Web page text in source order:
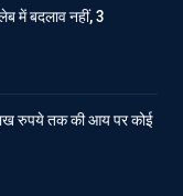
में बदलाव नहीं, 3
रुपये तक की आय पर कोई